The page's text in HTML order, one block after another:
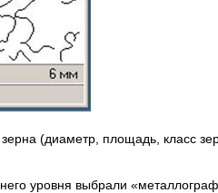
(диаметр, площадь, класс
уровня выбрали